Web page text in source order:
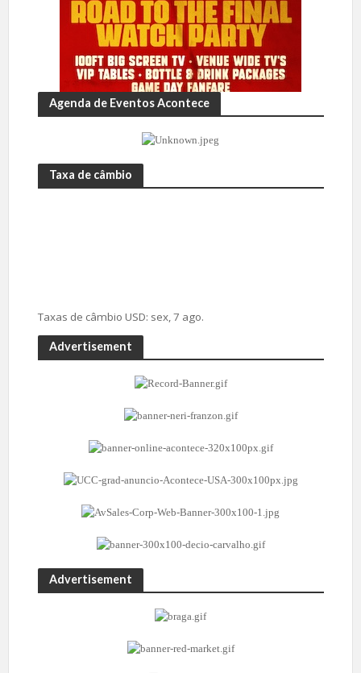
Agenda de Eventos Acontece
Taxa de câmbio
Taxas de câmbio USD: sex, 7 ago.
Advertisement
Advertisement